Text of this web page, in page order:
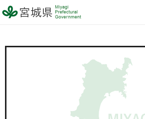
宮城県 Miyagi Prefectural
Government